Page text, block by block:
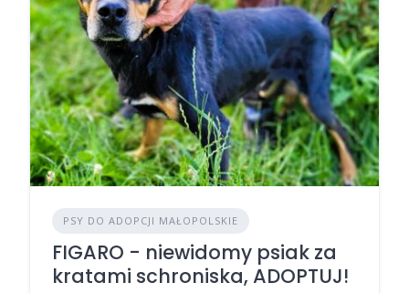
PSY DO ADOPCJI MAŁOPOLSKIE
FIGARO - niewidomy psiak za
kratami schroniska, ADOPTUJ!